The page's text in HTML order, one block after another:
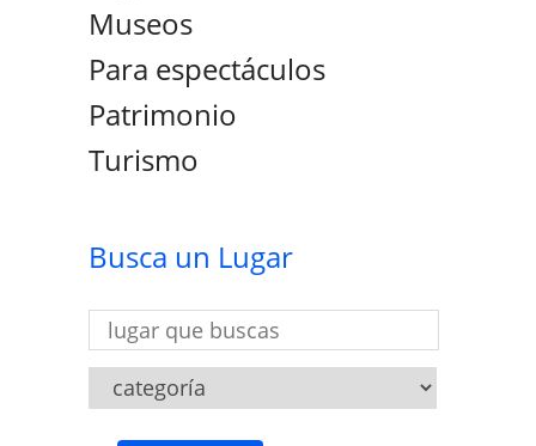
Museos
Para espectáculos
Patrimonio
Turismo
Busca un Lugar